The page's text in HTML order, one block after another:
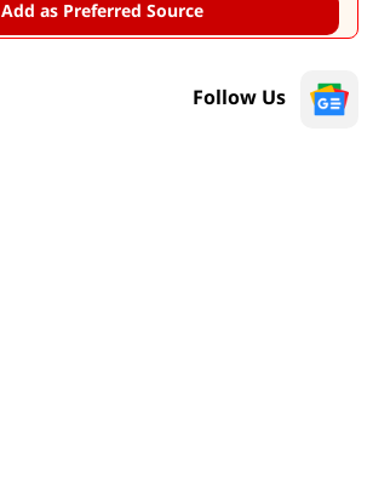
Add as Preferred Source
Follow Us